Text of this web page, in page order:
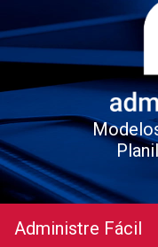
Administre Fácil